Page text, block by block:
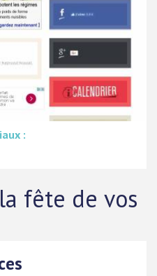
:
fête de vos